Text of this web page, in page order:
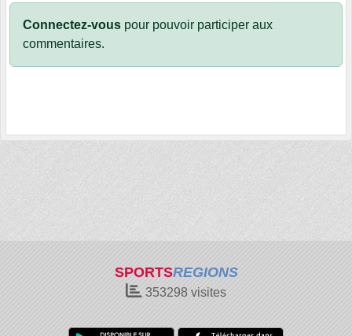
Connectez-vous pour pouvoir participer aux
commentaires.
SPORTSREGIONS
353298 visites